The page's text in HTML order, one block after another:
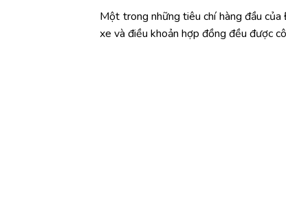
Một trong những tiêu chí hàng đầu
xe và điều khoản hợp đồng đều được